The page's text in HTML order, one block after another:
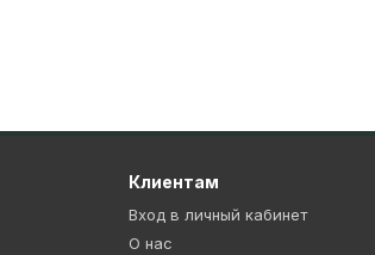
Клиентам
Вход в личный кабинет
О нас